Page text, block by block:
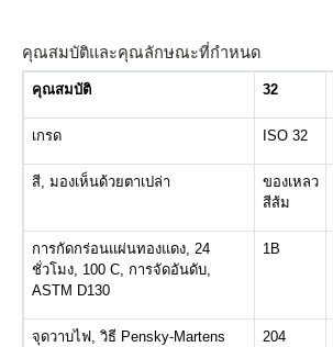
คุณสมบัติและคุณลักษณะที่กำหนด
คุณสมบัติ 32
เกรด ISO 32
สี, มองเห็นด้วยตาเปล่า
ของเหลว
สีส้ม
การกัดกร่อนแผ่นทองแดง, 24
ชั่วโมง, 100 C, การจัดอันดับ,
ASTM D130
1B
จุดวาบไฟ, วิธี Pensky-Martens
204